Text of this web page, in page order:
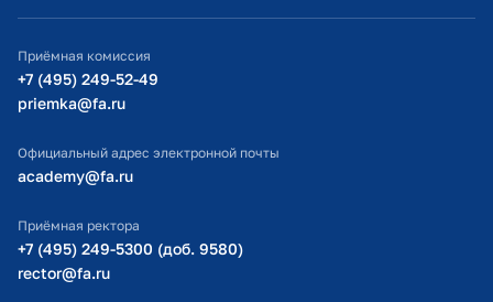
Министерство просвещения РФ
Министерство науки и высшего образования РФ
Приёмная комиссия
+7 (495) 249-52-49
priemka@fa.ru
Официальный адрес электронной почты
academy@fa.ru
Приёмная ректора
+7 (495) 249-5300 (доб. 9580)
rector@fa.ru